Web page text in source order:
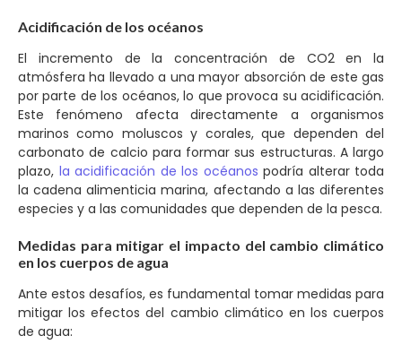
Acidificación de los océanos
El incremento de la concentración de CO2 en la
atmósfera ha llevado a una mayor absorción de este gas
por parte de los océanos, lo que provoca su acidificación.
Este fenómeno afecta directamente a organismos
marinos como moluscos y corales, que dependen del
carbonato de calcio para formar sus estructuras. A largo
plazo, la acidificación de los océanos podría alterar toda
la cadena alimenticia marina, afectando a las diferentes
especies y a las comunidades que dependen de la pesca.
Medidas para mitigar el impacto del cambio climático
en los cuerpos de agua
Ante estos desafíos, es fundamental tomar medidas para
mitigar los efectos del cambio climático en los cuerpos
de agua: